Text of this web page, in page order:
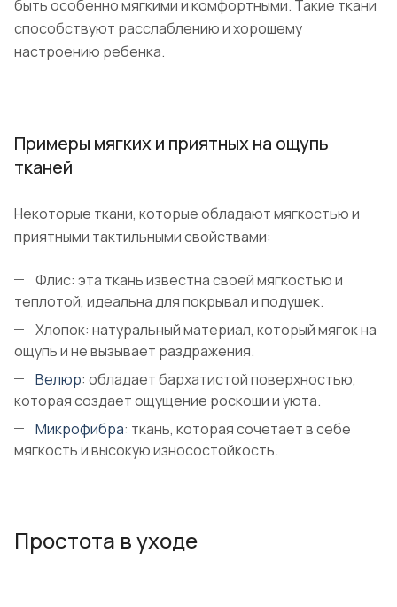
быть особенно мягкими и комфортными. Такие ткани
способствуют расслаблению и хорошему
настроению ребенка.
Примеры мягких и приятных на ощупь
тканей
Некоторые ткани, которые обладают мягкостью и
приятными тактильными свойствами:
Флис: эта ткань известна своей мягкостью и
теплотой, идеальна для покрывал и подушек.
Хлопок: натуральный материал, который мягок на
ощупь и не вызывает раздражения.
Велюр: обладает бархатистой поверхностью,
которая создает ощущение роскоши и уюта.
Микрофибра: ткань, которая сочетает в себе
мягкость и высокую износостойкость.
Простота в уходе